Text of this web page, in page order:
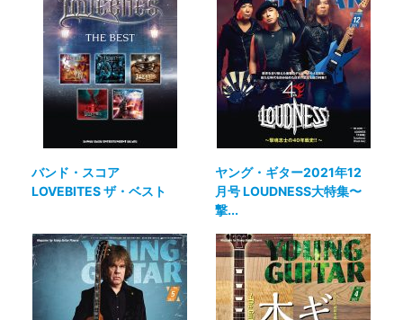
バンド・スコア
LOVEBITES ザ・ベスト
ヤング・ギター2021年12
月号 LOUDNESS大特集〜
撃...